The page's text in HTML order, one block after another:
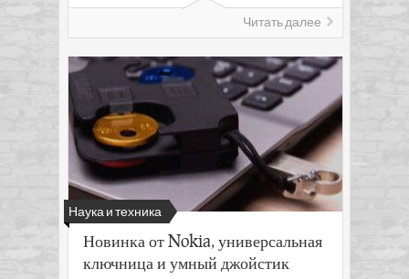
Читать далее
Наука и техника
Новинка от Nokia, универсальная
ключница и умный джойстик